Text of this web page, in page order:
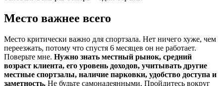
Место важнее всего
Место критически важно для спортзала. Нет ничего хуже, чем
переезжать, потому что спустя 6 месяцев он не работает.
Поверьте мне. Нужно знать местный рынок, средний
возраст клиента, его уровень доходов, учитывать другие
местные спортзалы, наличие парковки, удобство доступа и
заметность. Не будьте самонадеянными. Пройдитесь вокруг